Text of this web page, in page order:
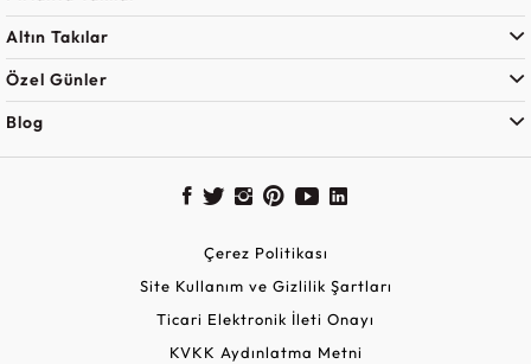
Altın Takılar
Özel Günler
Blog
Çerez Politikası
Site Kullanım ve Gizlilik Şartları
Ticari Elektronik İleti Onayı
KVKK Aydınlatma Metni